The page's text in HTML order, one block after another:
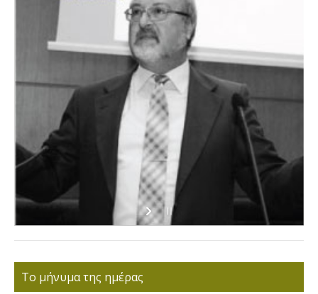
Το μήνυμα της ημέρας